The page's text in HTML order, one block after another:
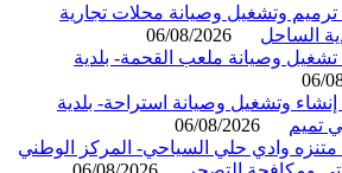
وتشغيل وصيانة محلات تجارية
06/08/2026
وصيانة ملعب القحمة- بلدية
وتشغيل وصيانة استراحة- بلدية
06/08/2026
وادي حلي السياحي- المركز الوطني